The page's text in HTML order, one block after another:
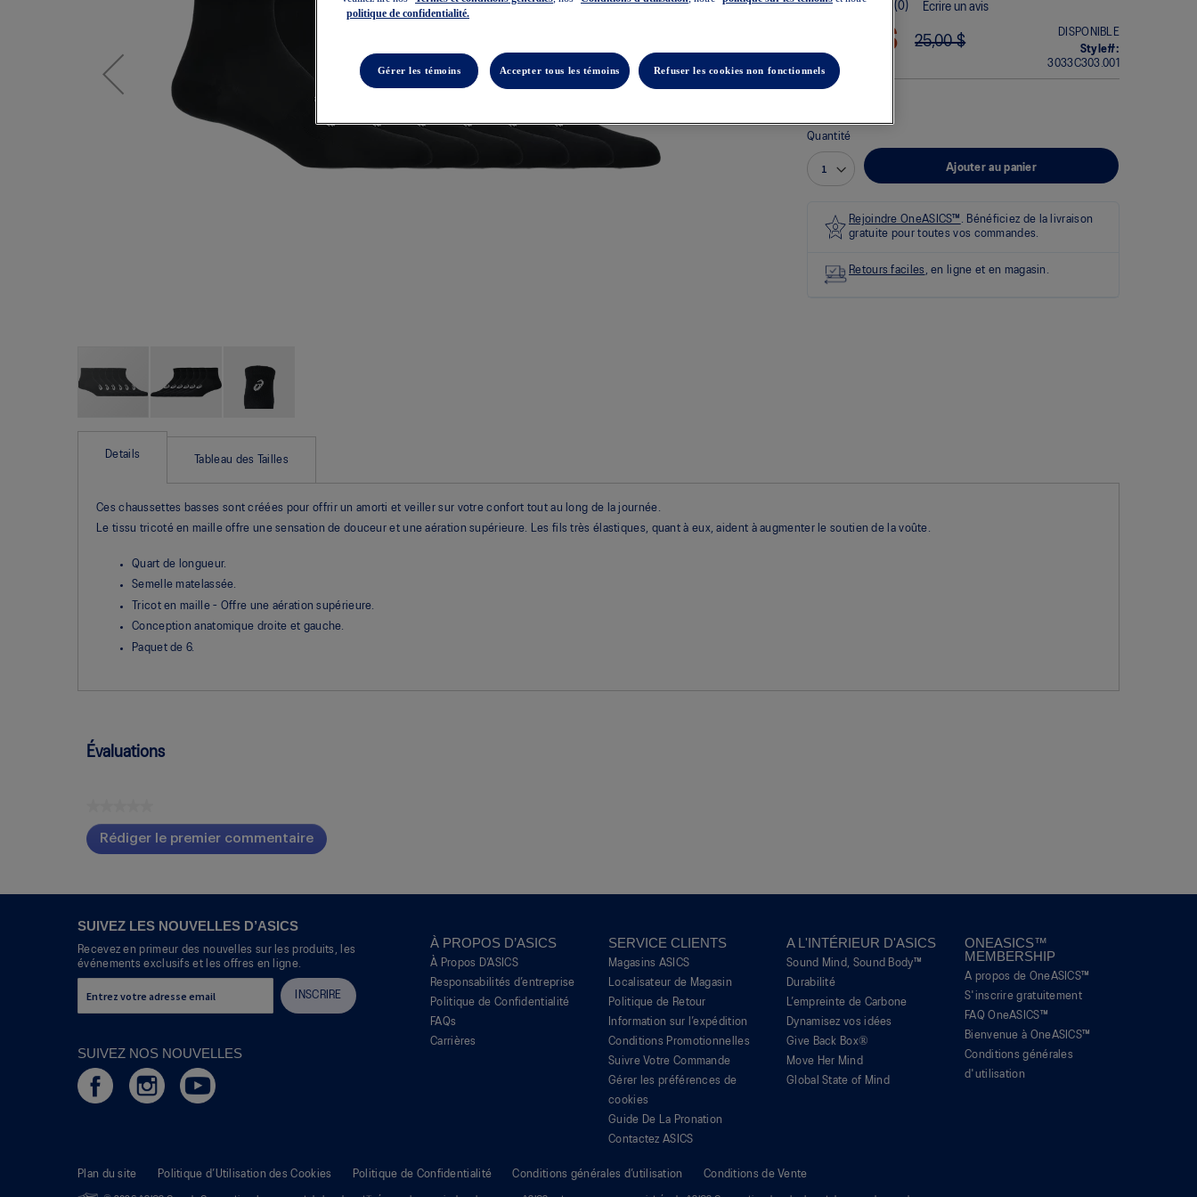
images
gallery
ce
produit
est
de
0.0
sur
5.
commentaires
vers
(0) Écrire un avis
19,99 $ 25,00 $
DISPONIBLE
Style#:
3033C303.001
Quantité
Ajouter au panier
Rejoindre OneASICS™
. Bénéficiez de la livraison
gratuite pour toutes vos commandes.
Retours faciles , en ligne et en magasin.
Details
Ces chaussettes basses sont créées pour offrir un amorti et veiller sur votre confort tout au long de la journée.
Le tissu tricoté en maille offre une sensation de douceur et une aération supérieure. Les fils très élastiques, quant à eux, aident à augmenter le soutien de la voûte.
Quart de longueur.
Semelle matelassée.
Tricot en maille - Offre une aération supérieure.
Conception anatomique droite et gauche.
Paquet de 6.
Tableau des Tailles
Évaluations
Aucune
cote
pour
Rédiger le premier commentaire
.
l'ouverture
boîte
dialogue.
SUIVEZ LES NOUVELLES D’ASICS
Recevez en primeur des nouvelles sur les produits, les
événements exclusifs et les offres en ligne.
INSCRIRE
SUIVEZ NOS NOUVELLES
À PROPOS D’ASICS
À Propos D’ASICS
Responsabilités d’entreprise
Politique de Confidentialité
FAQs
Carrières
SERVICE CLIENTS
Magasins ASICS
Localisateur de Magasin
Politique de Retour
Information sur l’expédition
Conditions Promotionnelles
Suivre Votre Commande
Gérer les préférences de
cookies
Guide De La Pronation
Contactez ASICS
A L'INTÉRIEUR D'ASICS
Sound Mind, Sound Body™
Durabilité
L’empreinte de Carbone
Dynamisez vos idées
Give Back Box®
Move Her Mind
Global State of Mind
ONEASICS™
MEMBERSHIP
A propos de OneASICS™
S'inscrire gratuitement
FAQ OneASICS™
Bienvenue à OneASICS™
Conditions générales
d'utilisation
Plan du site Politique d’Utilisation des Cookies Politique de Confidentialité Conditions générales d’utilisation Conditions de Vente
politique de confidentialité.
Refuser les cookies non fonctionnels
Accepter tous les témoins
Gérer les témoins